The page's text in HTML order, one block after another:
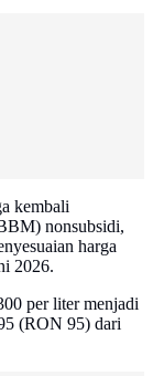
kembali
nonsubsidi,
harga
2026.
per liter menjadi
(RON 95) dari